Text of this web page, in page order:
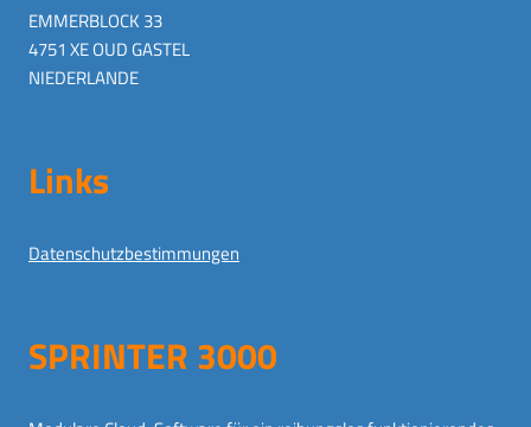
EMMERBLOCK 33
4751 XE OUD GASTEL
NIEDERLANDE
Links
Datenschutzbestimmungen
SPRINTER 3000